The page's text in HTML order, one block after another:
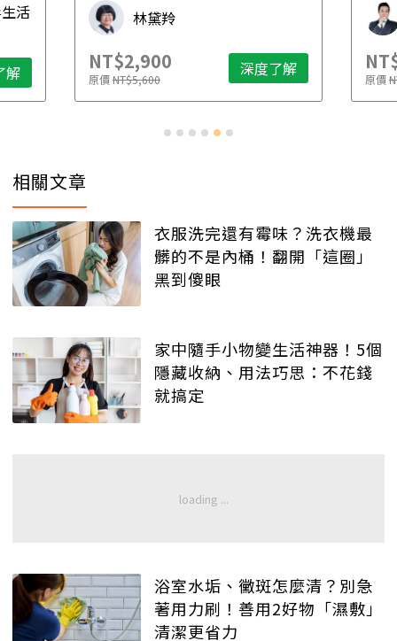
活
解
林黛羚
NT$2,900
原價NT$5,600 深度了解 原價
相關文章
衣服洗完還有霉味？洗衣機最
髒的不是內桶！翻開「這圈」
黑到傻眼
家中隨手小物變生活神器！5個
隱藏收納、用法巧思：不花錢
就搞定
浴室水垢、黴斑怎麼清？別急
著用力刷！善用2好物「濕敷」
清潔更省力